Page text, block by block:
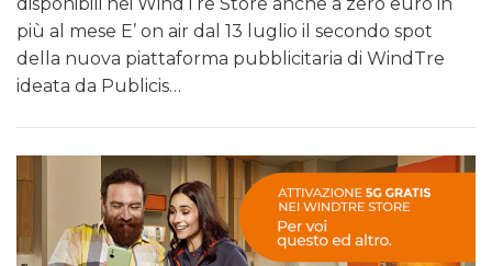
più al mese E’ on air dal 13 luglio il secondo spot
della nuova piattaforma pubblicitaria di WindTre
ideata da Publicis…